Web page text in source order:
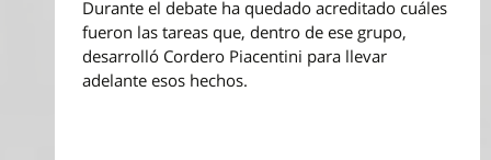
Durante el debate ha quedado acreditado cuáles
fueron las tareas que, dentro de ese grupo,
desarrolló Cordero Piacentini para llevar
adelante esos hechos.